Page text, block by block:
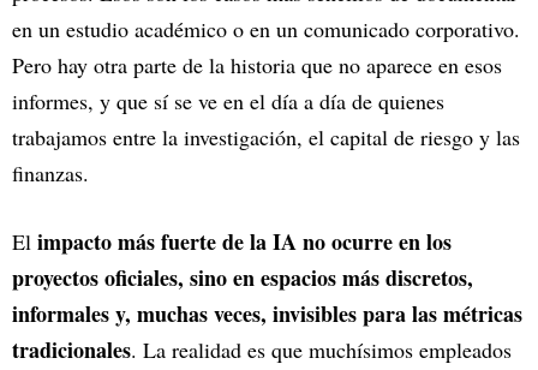
en un estudio académico o en un comunicado corporativo.
Pero hay otra parte de la historia que no aparece en esos
informes, y que sí se ve en el día a día de quienes
trabajamos entre la investigación, el capital de riesgo y las
finanzas.
El impacto más fuerte de la IA no ocurre en los
proyectos oficiales, sino en espacios más discretos,
informales y, muchas veces, invisibles para las métricas
tradicionales. La realidad es que muchísimos empleados